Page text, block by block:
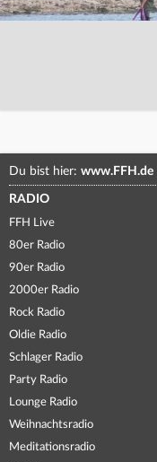
Du bist hier: www.FFH.de
RADIO
FFH Live
80er Radio
90er Radio
2000er Radio
Rock Radio
Oldie Radio
Schlager Radio
Party Radio
Lounge Radio
Weihnachtsradio
Meditationsradio